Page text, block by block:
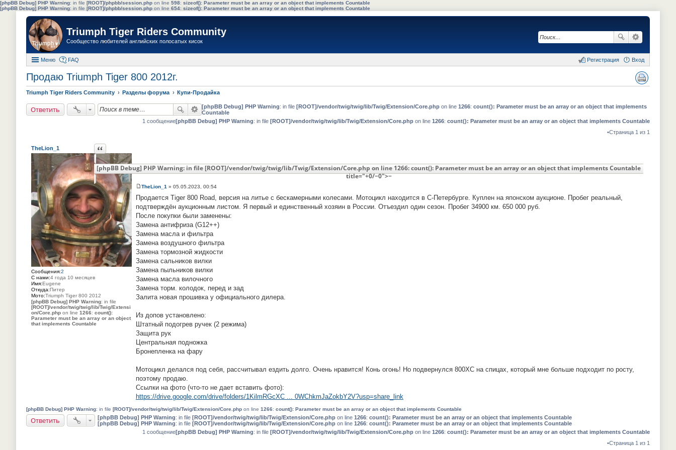
[phpBB Debug] PHP Warning: in file [ROOT]/phpbb/session.php on line 598: sizeof(): Parameter must be an array or an object that implements Countable
[phpBB Debug] PHP Warning: in file [ROOT]/phpbb/session.php on line 654: sizeof(): Parameter must be an array or an object that implements Countable
Triumph Tiger Riders Community
Сообщество любителей английских полосатых кисок
Меню FAQ Вход
Регистрация
Продаю Triumph Tiger 800 2012г.
Triumph Tiger Riders Community Разделы форума Купи-Продайка
Ответить [phpBB Debug] PHP Warning: in file [ROOT]/vendor/twig/twig/lib/Twig/Extension/Core.php on line 1266: count(): Parameter must be an array or an object that implements
Countable
1 сообщение[phpBB Debug] PHP Warning: in file [ROOT]/vendor/twig/twig/lib/Twig/Extension/Core.php on line 1266: count(): Parameter must be an array or an object that implements Countable
•Страница 1 из 1
TheLion_1
Сообщения:2
С нами:4 года 10 месяцев
Имя:Eugene
Откуда:Питер
Мото:Triumph Tiger 800 2012
[phpBB Debug] PHP Warning: in file
[ROOT]/vendor/twig/twig/lib/Twig/Extensi
on/Core.php on line 1266: count():
Parameter must be an array or an object
that implements Countable
Ответить с цитатой
[phpBB Debug] PHP Warning: in file[ROOT]/vendor/twig/twig/lib/Twig/Extension/Core.php on line 1266:count(): Parameter must be an array or an object that implements Countable
title="+0/−0">−
о
б
щ
н
и
#
1
TheLion_1 » 05.05.2023, 00:54
Продается Tiger 800 Road, версия на литье с бескамерными колесами. Мотоцикл находится в С-Петербурге. Куплен на японском аукционе. Пробег реальный,
подтверждён аукционным листом. Я первый и единственный хозяин в России. Отъездил один сезон. Пробег 34900 км. 650 000 руб.
После покупки были заменены:
Замена антифриза (G12++)
Замена масла и фильтра
Замена воздушного фильтра
Замена тормозной жидкости
Замена сальников вилки
Замена пыльников вилки
Замена масла вилочного
Замена торм. колодок, перед и зад
Залита новая прошивка у официального дилера.
Из допов установлено:
Штатный подогрев ручек (2 режима)
Защита рук
Центральная подножка
Бронепленка на фару
Мотоцикл делался под себя, рассчитывал ездить долго. Очень нравится! Конь огонь! Но подвернулся 800XC на спицах, который мне больше подходит по росту,
поэтому продаю.
Ссылки на фото (что-то не дает вставить фото):
https://drive.google.com/drive/folders/1KilmRGcXC ... 0WChkmJaZokbY2V?usp=share_link
[phpBB Debug] PHP Warning: in file [ROOT]/vendor/twig/twig/lib/Twig/Extension/Core.php on line 1266: count(): Parameter must be an array or an object that implements Countable
Ответить [phpBB Debug] PHP Warning: in file [ROOT]/vendor/twig/twig/lib/Twig/Extension/Core.php on line 1266: count(): Parameter must be an array or an object that implements Countable
[phpBB Debug] PHP Warning: in file [ROOT]/vendor/twig/twig/lib/Twig/Extension/Core.php on line 1266: count(): Parameter must be an array or an object that implements Countable
1 сообщение[phpBB Debug] PHP Warning: in file [ROOT]/vendor/twig/twig/lib/Twig/Extension/Core.php on line 1266: count(): Parameter must be an array or an object that implements Countable
•Страница 1 из 1